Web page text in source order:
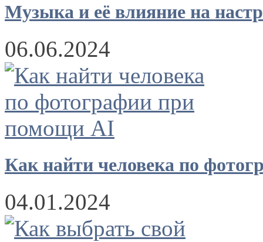
Музыка и её влияние на
06.06.2024
Как найти человека по
04.01.2024